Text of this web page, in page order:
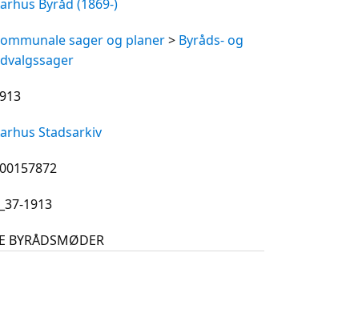
Byråd (1869-)
sager og planer> Byråds- og
Stadsarkiv
1913
BYRÅDSMØDER